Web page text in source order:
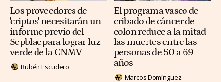
Los proveedores de
'criptos' necesitarán un
informe previo del
Sepblac para lograr luz
verde de la CNMV
Rubén Escudero
El programa vasco de
cribado de cáncer de
colon reduce a la mitad
las muertes entre las
personas de 50 a 69
años
Marcos Domínguez